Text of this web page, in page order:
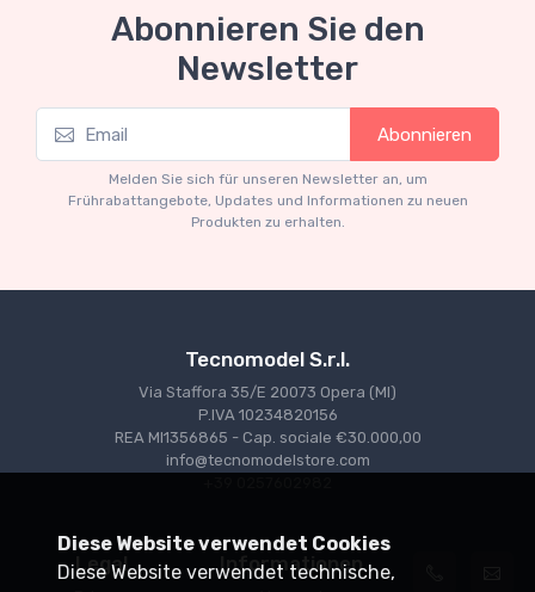
Mythos Collection 1-18
Ferrari 166 MM Abarth Metallic Silver Press
€227.05 €239.00
Abonnieren Sie den
Newsletter
Abonnieren
Melden Sie sich für unseren Newsletter an, um
Frührabattangebote, Updates und Informationen zu neuen
Produkten zu erhalten.
Tecnomodel S.r.l.
Via Staffora 35/E 20073 Opera (MI)
P.IVA 10234820156
REA MI1356865 - Cap. sociale €30.000,00
info@tecnomodelstore.com
Legal Informationen
Diese Website verwendet Cookies
Diese Website verwendet technische,